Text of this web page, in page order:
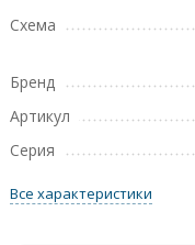
Схема
Бренд
Артикул
Серия
Все характеристики